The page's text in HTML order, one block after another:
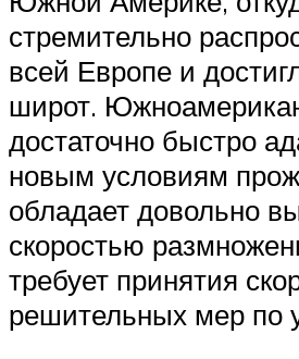
стремительно
всей Европе и
широт.
достаточно быстро
новым условиям
обладает довольно
скоростью
требует принятия
решительных мер по